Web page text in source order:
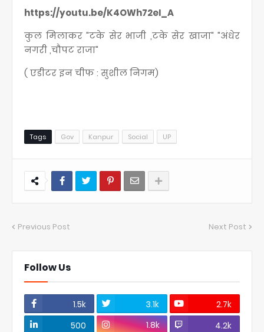
https://youtu.be/K4OWh72eI_A
कुल मिलाकर "टके सेर भाजी ,टके सेर खाजा" "अंधेर
नगरी ,चौपट राजा"
( एडीटर इन चीफ : सुशील निगम)
Tags Gov Kanpur Social UP
Previous Post Next Post
Follow Us
1.5k 3.1k
2.7k
500
1.8k 4.2k